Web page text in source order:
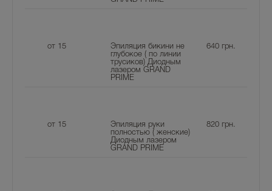
от 15
Эпиляция бикини не
глубокое ( по линии
трусиков) Диодным
лазером GRAND
PRIME
640грн.
от 15
Эпиляция руки
полностью ( женские)
Диодным лазером
GRAND PRIME
820грн.